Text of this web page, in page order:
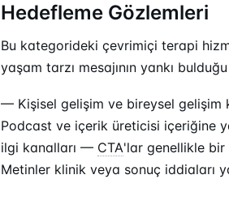
Hedefleme Gözlemleri
Bu kategorideki çevrimiçi terapi
yaşam tarzı mesajının yankı
— Kişisel gelişim ve bireysel gelişim
Podcast ve içerik üreticisi içeriğine
ilgi kanalları — CTA'lar genellikle
Metinler klinik veya sonuç iddiaları